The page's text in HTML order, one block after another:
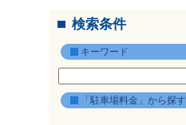
検索条件
キーワード
「駐車場料金」から探す